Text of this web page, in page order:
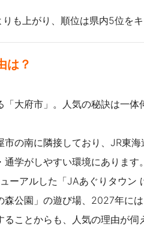
も上がり、順位は県内5位をキ
は？
大府市」。人気の秘訣は一体
市の南に隣接しており、JR東
学がしやすい環境にあります。
ーアルした 「JAあぐりタウン
森公園」の遊び場、2027年に
ことからも、人気の理由が伺